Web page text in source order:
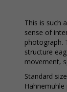
This is such
sense of
photograph.
structure
movement,
Standard